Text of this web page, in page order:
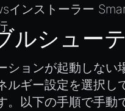
ルシュー
ションが起動しない
ルギー設定を選択し
。以下の手順で手動